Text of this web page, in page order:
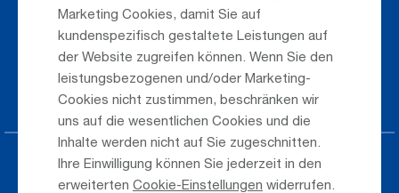
Marketing Cookies, damit Sie auf
kundenspezifisch gestaltete Leistungen auf
der Website zugreifen können. Wenn Sie den
leistungsbezogenen und/oder Marketing-
Cookies nicht zustimmen, beschränken wir
uns auf die wesentlichen Cookies und die
Inhalte werden nicht auf Sie zugeschnitten.
Ihre Einwilligung können Sie jederzeit in den
erweiterten Cookie-Einstellungen widerrufen.
Öffentlicher Verkehr
Taxi & Shuttle Transfer
Jobs & Karriere
Presse